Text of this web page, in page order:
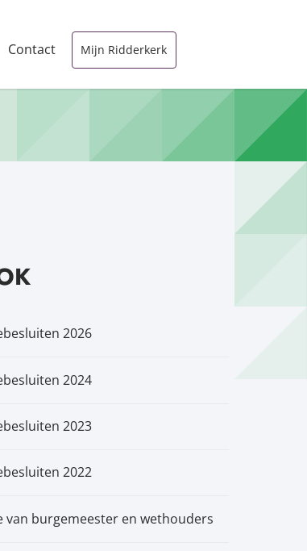
Contact Mijn Ridderkerk
2026
2024
2023
2022
van burgemeester en wethouders